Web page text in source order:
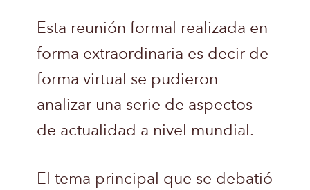
Esta reunión formal realizada en
forma extraordinaria es decir de
forma virtual se pudieron
analizar una serie de aspectos
de actualidad a nivel mundial.
El tema principal que se debatió